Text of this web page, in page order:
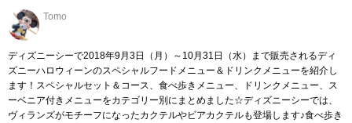
Tomo
ディズニーシーで2018年9月3日（月）～10月31日（水）まで販売されるディ
ズニーハロウィーンのスペシャルフードメニュー＆ドリンクメニューを紹介し
ます！スペシャルセット＆コース、食べ歩きメニュー、ドリンクメニュー、ス
ーベニア付きメニューをカテゴリー別にまとめました☆ディズニーシーでは、
ヴィランズがモチーフになったカクテルやビアカクテルも登場します♪食べ歩き